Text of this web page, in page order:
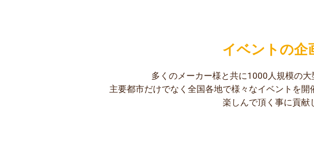
イベントの企
多くのメーカー様と共に1000人規模の大
主要都市だけでなく全国各地で様々なイベントを
楽しんで頂く事に貢献